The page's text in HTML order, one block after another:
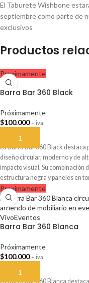
El Taburete Wishbone
septiembre como parte de
exclusivos
Productos
Proximamente
Barra Bar 360 Black
Próximamente
$100.000 + iva
AÑADIR AL CARRITO
La Barra Bar 360 Black destaca
diseño circular, moderno y de
impacto visual. Su combinación
estructura negra y paneles en
natural crea una imagen
atractiva. Es ideal para
eventos corporativos,
marca, fiestas y celebraciones
Medidas: 3,6 m de diámetro y 1 m
arriendo en VivoEventos.
Proximamente
Barra Bar 360 Blanca
Próximamente
$100.000 + iva
AÑADIR AL CARRITO
La Barra Bar 360 Blanca